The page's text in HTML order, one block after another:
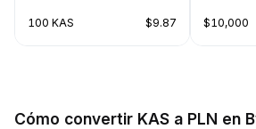
100 KAS $9.87 $10,000
Cómo convertir KAS a PLN en